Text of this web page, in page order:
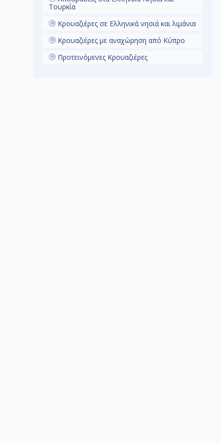
Τουρκία
Κρουαζιέρες σε Ελληνικά νησιά και λιμάνια
Κρουαζιέρες με αναχώρηση από Κύπρο
Προτεινόμενες Κρουαζιέρες